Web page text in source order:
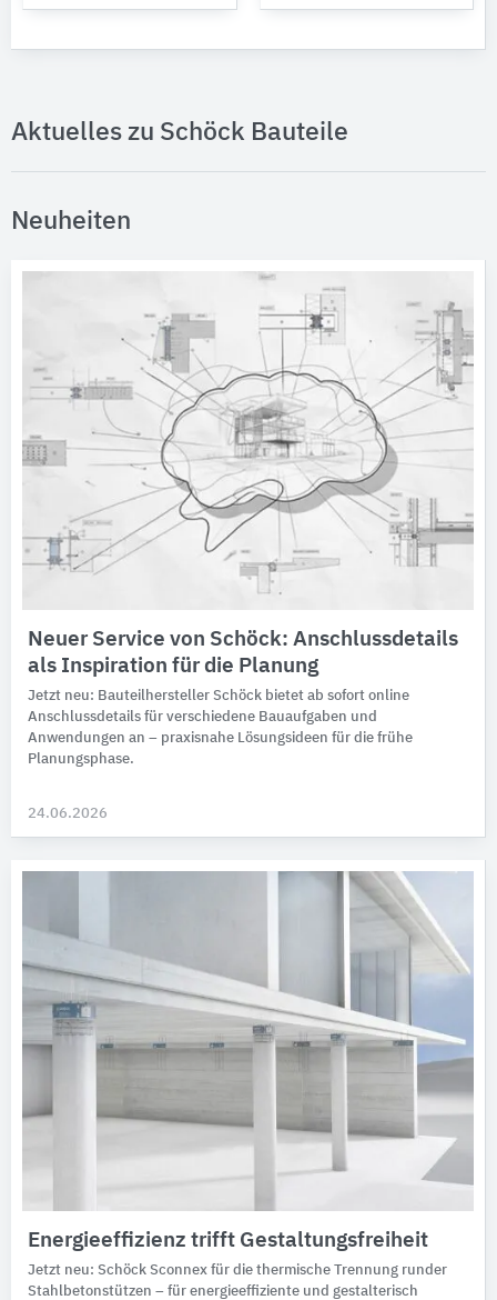
Aktuelles zu Schöck Bauteile
Neuheiten
Neuer Service von Schöck: Anschlussdetails
als Inspiration für die Planung
Jetzt neu: Bauteilhersteller Schöck bietet ab sofort online
Anschlussdetails für verschiedene Bauaufgaben und
Anwendungen an – praxisnahe Lösungsideen für die frühe
Planungsphase.
24.06.2026
Energieeffizienz trifft Gestaltungsfreiheit
Jetzt neu: Schöck Sconnex für die thermische Trennung runder
Stahlbetonstützen – für energieeffiziente und gestalterisch